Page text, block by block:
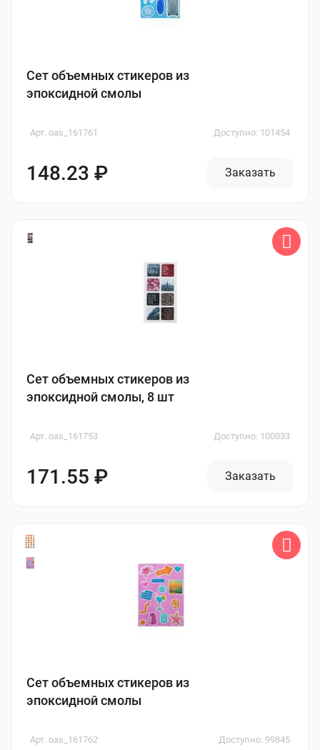
Сет объемных стикеров из
эпоксидной смолы
Арт. oas_161761 Доступно: 101454
148.23 ₽ Заказать
Сет объемных стикеров из
эпоксидной смолы, 8 шт
Арт. oas_161753 Доступно: 100033
171.55 ₽ Заказать
Сет объемных стикеров из
эпоксидной смолы
Арт. oas_161762 Доступно: 99845